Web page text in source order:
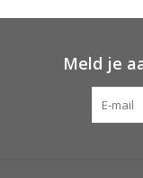
Meld je